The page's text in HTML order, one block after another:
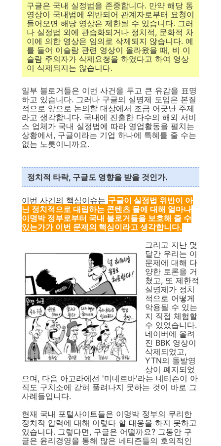
구글은 국내 실정법을 존중합니다. 만약 해당 동
영상이 국내법에 위반되어 관계자로부터 요청이
들어오면 해당 영상은 제한될 수 있습니다. 그러
나 실정법 외에 관습화되거나 정치적, 문화적 차
이에 의한 영상은 임의로 삭제되지 않습니다. 예
를 들어 이슬람 관련 영상이 올라왔을 때, 비 이
슬람 주의자가 삭제요청을 하였다고 하여 영상
이 삭제되지는 않습니다.
일부 블로거들은 이번 사건을 두고 큰 유감을 표명
하고 있습니다. 그러나 구글의 실명제 도입은 본질
적으로 앞으로 논의할 대상에서 조금 어긋난 주제
라고 생각합니다. 국내에 진출한 다수의 해외 서비
스 업체가 국내 실정법에 따라 영업활동을 펼치는
상황에서, 구글이라는 기업 하나에 특혜를 줄 수는
없는 노릇이니까요.
정치적 타락, 구글도 영향을 받을 것인가.
이번 사건의 핵심이슈는 구글이 실정법 위반이 아
닌 정치적으로 대립하는 콘텐츠 물에 대해 얼마나
이명박 정부로부터 국내 블로거들을 보호해 줄 수
있는가가 이번 문제의 핵심이라고 생각합니다.
그리고 지난 몇
달간 우리는 이
문제에 대해 다
양한 토론을 거
쳤고, 또 제한적
실명제가 정치
적으로 어떻게
악용될 수 있는
지 직접 체험할
수 있었습니다.
네이버에 올려
진 BBK 영상이
삭제되었고,
YTN의 돌발영
상이 폐지되었
으며, 다음 아고라에선 '미네르바'라는 네티즌이 아
직도 구치소에 갇혀 풀려나지 못하는 것이 바로 그
사례들입니다.
현재 국내 포털사이트들은 이명박 정부의 무리한
정치적 압력에 대해 이렇다 할 대응을 하지 못하고
있습니다. 그렇다면, 구글은 어떨까요? 그동안 구
글은 윤리경영을 통해 많은 네티즌들의 호의적인